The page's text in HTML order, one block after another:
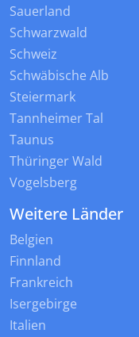
Sauerland
Schwarzwald
Schweiz
Schwäbische Alb
Steiermark
Tannheimer Tal
Taunus
Thüringer Wald
Vogelsberg
Weitere Länder
Belgien
Finnland
Frankreich
Isergebirge
Italien